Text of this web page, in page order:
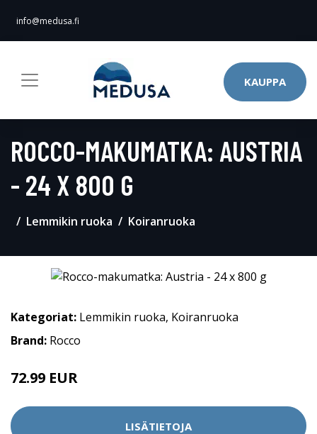
info@medusa.fi
KAUPPA
ROCCO-MAKUMATKA: AUSTRIA
- 24 X 800 G
Lemmikin ruoka Koiranruoka
Kategoriat: Lemmikin ruoka, Koiranruoka
Brand: Rocco
72.99 EUR
LISÄTIETOJA